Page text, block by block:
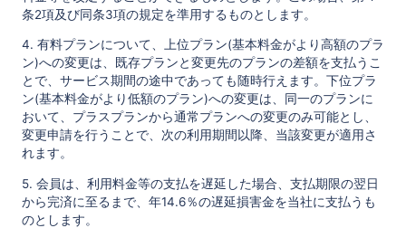
条2項及び同条3項の規定を準用するものとします。
4. 有料プランについて、上位プラン(基本料金がより高額のプラ
ン)への変更は、既存プランと変更先のプランの差額を支払うこ
とで、サービス期間の途中であっても随時行えます。下位プラ
ン(基本料金がより低額のプラン)への変更は、同一のプランに
おいて、プラスプランから通常プランへの変更のみ可能とし、
変更申請を行うことで、次の利用期間以降、当該変更が適用さ
れます。
5. 会員は、利用料金等の支払を遅延した場合、支払期限の翌日
から完済に至るまで、年14.6％の遅延損害金を当社に支払うも
のとします。